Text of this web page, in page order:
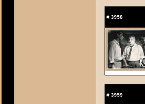
# 3958
# 3959